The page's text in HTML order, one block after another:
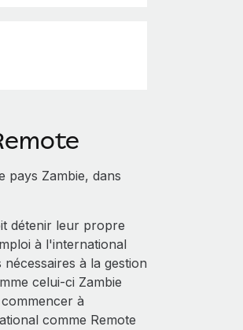
pays Zambie, dans
détenir leur propre
à l'international
à la gestion
celui-ci Zambie
à
comme Remote